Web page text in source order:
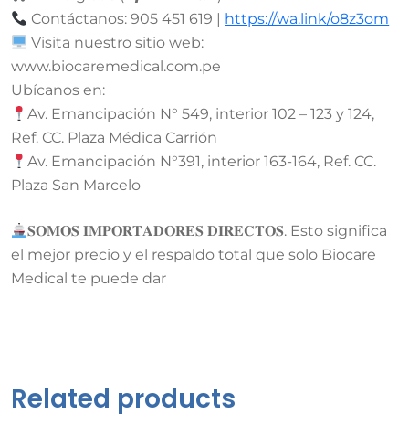
Contáctanos: 905 451 619 | https://wa.link/o8z3om
Visita nuestro sitio web:
www.biocaremedical.com.pe
Ubícanos en:
Av. Emancipación N° 549, interior 102 – 123 y 124,
Ref. CC. Plaza Médica Carrión
Av. Emancipación N°391, interior 163-164, Ref. CC.
Plaza San Marcelo
𝐒𝐎𝐌𝐎𝐒 𝐈𝐌𝐏𝐎𝐑𝐓𝐀𝐃𝐎𝐑𝐄𝐒 𝐃𝐈𝐑𝐄𝐂𝐓𝐎𝐒. Esto significa
el mejor precio y el respaldo total que solo Biocare
Medical te puede dar
Related products